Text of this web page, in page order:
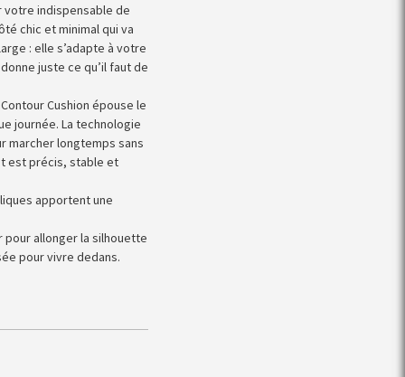
indispensable de
chic et minimal qui va
: elle s’adapte à votre
juste ce qu’il faut de
Cushion épouse le
journée. La technologie
marcher longtemps sans
est précis, stable et
apportent une
pour allonger la silhouette
pour vivre dedans.